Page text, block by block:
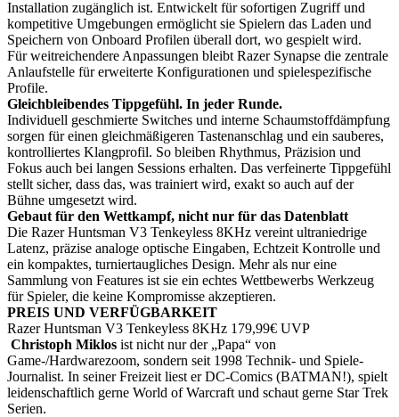
Installation zugänglich ist. Entwickelt für sofortigen Zugriff und
kompetitive Umgebungen ermöglicht sie Spielern das Laden und
Speichern von Onboard Profilen überall dort, wo gespielt wird.
Für weitreichendere Anpassungen bleibt Razer Synapse die zentrale
Anlaufstelle für erweiterte Konfigurationen und spielespezifische
Profile.
Gleichbleibendes Tippgefühl. In jeder Runde.
Individuell geschmierte Switches und interne Schaumstoffdämpfung
sorgen für einen gleichmäßigeren Tastenanschlag und ein sauberes,
kontrolliertes Klangprofil. So bleiben Rhythmus, Präzision und
Fokus auch bei langen Sessions erhalten. Das verfeinerte Tippgefühl
stellt sicher, dass das, was trainiert wird, exakt so auch auf der
Bühne umgesetzt wird.
Gebaut für den Wettkampf, nicht nur für das Datenblatt
Die Razer Huntsman V3 Tenkeyless 8KHz vereint ultraniedrige
Latenz, präzise analoge optische Eingaben, Echtzeit Kontrolle und
ein kompaktes, turniertaugliches Design. Mehr als nur eine
Sammlung von Features ist sie ein echtes Wettbewerbs Werkzeug
für Spieler, die keine Kompromisse akzeptieren.
PREIS UND VERFÜGBARKEIT
Razer Huntsman V3 Tenkeyless 8KHz 179,99€ UVP
Christoph Miklos ist nicht nur der „Papa“ von
Game-/Hardwarezoom, sondern seit 1998 Technik- und Spiele-
Journalist. In seiner Freizeit liest er DC-Comics (BATMAN!), spielt
leidenschaftlich gerne World of Warcraft und schaut gerne Star Trek
Serien.